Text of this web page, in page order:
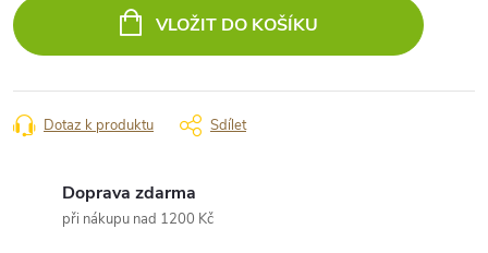
cena:
VLOŽIT DO KOŠÍKU
Dotaz k produktu Sdílet
Doprava zdarma
při nákupu nad 1200 Kč